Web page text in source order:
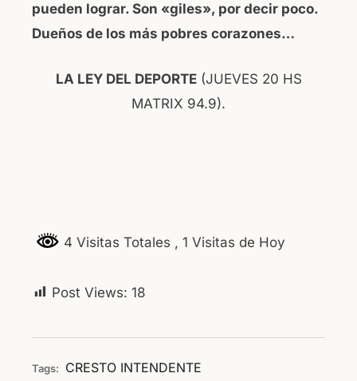
pueden lograr. Son «giles», por decir poco.
Dueños de los más pobres corazones…
LA LEY DEL DEPORTE(JUEVES 20 HS
MATRIX 94.9).
4 Visitas Totales , 1 Visitas de Hoy
Post Views: 18
Tags: CRESTO INTENDENTE